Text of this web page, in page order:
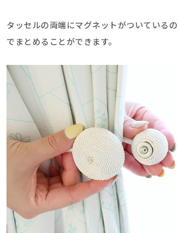
タッセルの両端にマグネットがついている
でまとめることができます。